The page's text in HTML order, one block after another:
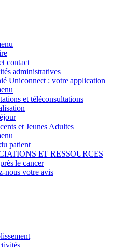
contact
administratives
Uniconnect : votre application
et téléconsultations
et Jeunes Adultes
patient
ET RESSOURCES
le cancer
nous votre avis